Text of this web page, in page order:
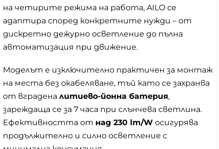
на четирите режима на работа, AILO се
адаптира според конкретните нужди – от
дискретно дежурно осветление до пълна
автоматизация при движение.
Моделът е изключително практичен за монтаж
на места без окабеляване, тъй като се захранва
от вградена литиево-йонна батерия,
зареждаща се за 7 часа при слънчева светлина.
Ефективността от над 230 lm/W осигурява
продължително и силно осветление с